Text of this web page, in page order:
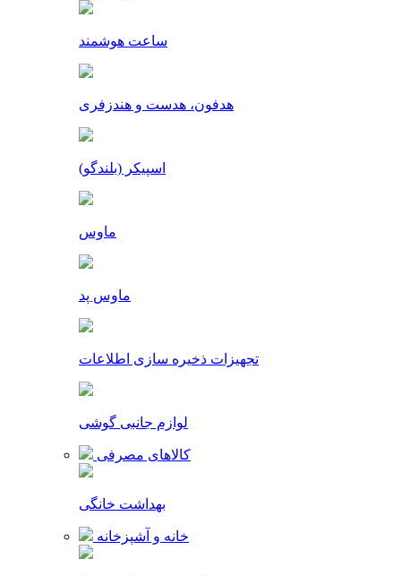
ساعت هوشمند
هدفون، هدست و هندزفری
اسپیکر (بلندگو)
ماوس
ماوس پد
تجهیزات ذخیره سازی اطلاعات
لوازم جانبی گوشی
کالاهای مصرفی
بهداشت خانگی
خانه و آشپزخانه